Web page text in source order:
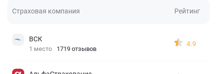
Страховая компания Рейтинг
ВСК
1 место 1719 отзывов
4.9